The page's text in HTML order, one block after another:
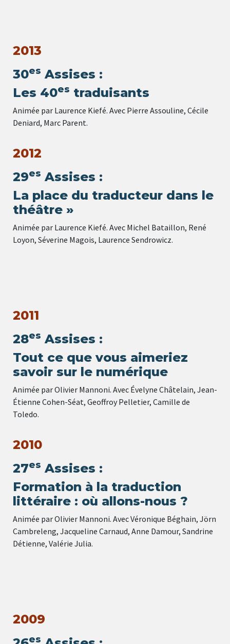
2013
30es Assises :
Les 40es traduisants
Animée par Laurence Kiefé. Avec Pierre Assouline, Cécile
Deniard, Marc Parent.
2012
29es Assises :
La place du traducteur dans le
théâtre »
Animée par Laurence Kiefé. Avec Michel Bataillon, René
Loyon, Séverine Magois, Laurence Sendrowicz.
2011
28es Assises :
Tout ce que vous aimeriez
savoir sur le numérique
Animée par Olivier Mannoni. Avec Évelyne Châtelain, Jean-
Étienne Cohen-Séat, Geoffroy Pelletier, Camille de
Toledo.
2010
27es Assises :
Formation à la traduction
littéraire : où allons-nous ?
Animée par Olivier Mannoni. Avec Véronique Béghain, Jörn
Cambreleng, Jacqueline Carnaud, Anne Damour, Sandrine
Détienne, Valérie Julia.
2009
es